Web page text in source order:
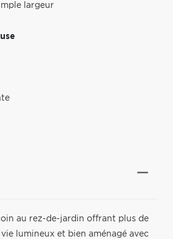
largeur
au rez-de-jardin offrant plus de
lumineux et bien aménagé avec